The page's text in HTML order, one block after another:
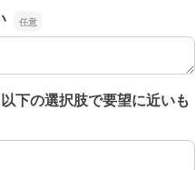
下の選択肢で要望に近いも